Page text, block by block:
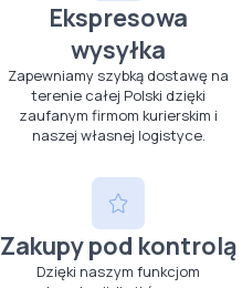
Ekspresowa
wysyłka
Zapewniamy szybką dostawę na
terenie całej Polski dzięki
zaufanym firmom kurierskim i
naszej własnej logistyce.
Zakupy pod kontrolą
Dzięki naszym funkcjom